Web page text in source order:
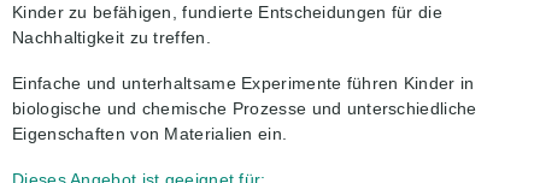
Kinder zu befähigen, fundierte Entscheidungen für die
Nachhaltigkeit zu treffen.
Einfache und unterhaltsame Experimente führen Kinder in
biologische und chemische Prozesse und unterschiedliche
Eigenschaften von Materialien ein.
Dieses Angebot ist geeignet für: